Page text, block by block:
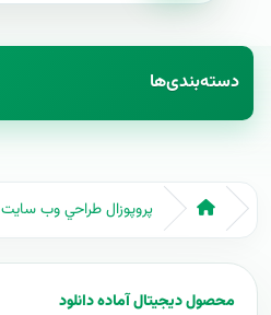
دسته‌بندی‌ها
پروپوزال طراحي وب سايت
محصول دیجیتال آماده دانلود